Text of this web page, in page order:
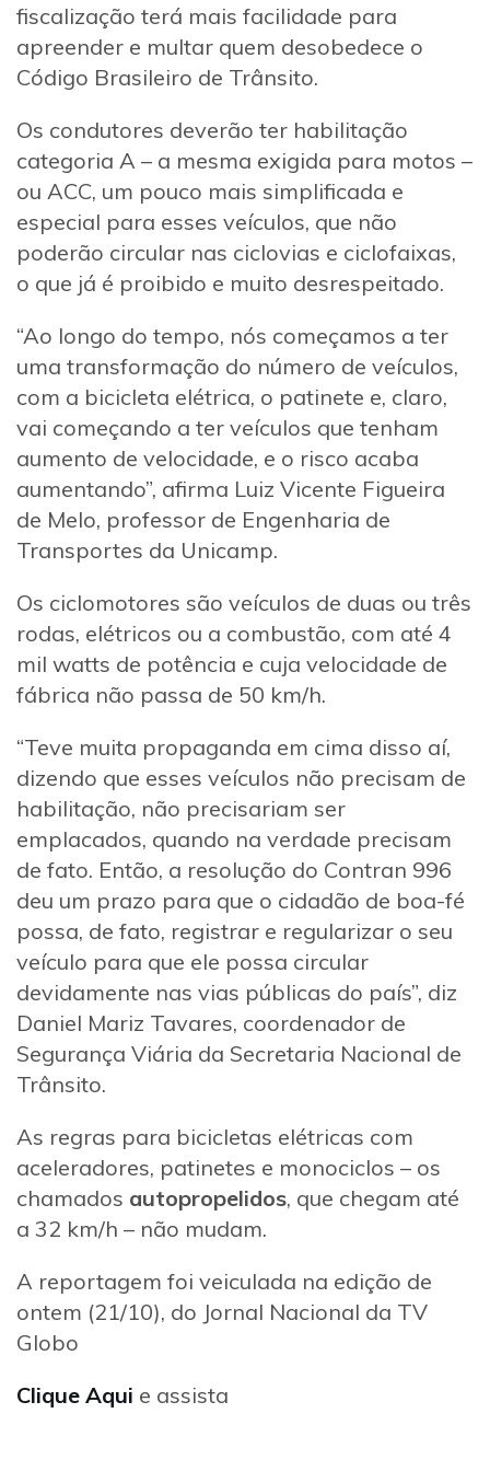
fiscalização terá mais facilidade para
apreender e multar quem desobedece o
Código Brasileiro de Trânsito.
Os condutores deverão ter habilitação
categoria A – a mesma exigida para motos –
ou ACC, um pouco mais simplificada e
especial para esses veículos, que não
poderão circular nas ciclovias e ciclofaixas,
o que já é proibido e muito desrespeitado.
“Ao longo do tempo, nós começamos a ter
uma transformação do número de veículos,
com a bicicleta elétrica, o patinete e, claro,
vai começando a ter veículos que tenham
aumento de velocidade, e o risco acaba
aumentando”, afirma Luiz Vicente Figueira
de Melo, professor de Engenharia de
Transportes da Unicamp.
Os ciclomotores são veículos de duas ou três
rodas, elétricos ou a combustão, com até 4
mil watts de potência e cuja velocidade de
fábrica não passa de 50 km/h.
“Teve muita propaganda em cima disso aí,
dizendo que esses veículos não precisam de
habilitação, não precisariam ser
emplacados, quando na verdade precisam
de fato. Então, a resolução do Contran 996
deu um prazo para que o cidadão de boa-fé
possa, de fato, registrar e regularizar o seu
veículo para que ele possa circular
devidamente nas vias públicas do país”, diz
Daniel Mariz Tavares, coordenador de
Segurança Viária da Secretaria Nacional de
Trânsito.
As regras para bicicletas elétricas com
aceleradores, patinetes e monociclos – os
chamados autopropelidos, que chegam até
a 32 km/h – não mudam.
A reportagem foi veiculada na edição de
ontem (21/10), do Jornal Nacional da TV
Globo
Clique Aqui e assista